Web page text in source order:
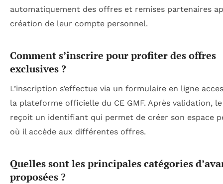
automatiquement des offres et remises partenaires
création de leur compte personnel.
Comment s’inscrire pour profiter des offres
exclusives ?
L’inscription s’effectue via un formulaire en ligne
la plateforme officielle du CE GMF. Après validation,
reçoit un identifiant qui permet de créer son espace
où il accède aux différentes offres.
Quelles sont les principales catégories
proposées ?